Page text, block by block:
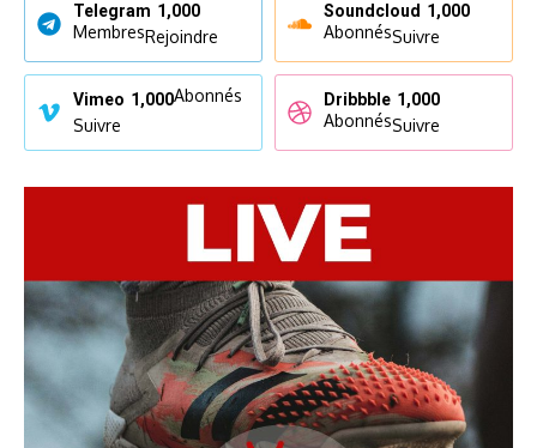
Telegram 1,000
MembresRejoindre
Soundcloud 1,000
AbonnésSuivre
Vimeo 1,000Abonnés
Suivre
Dribbble 1,000
AbonnésSuivre